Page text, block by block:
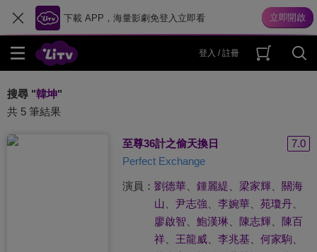
下載 APP，海量影劇免登入立即看
登入 / 註冊
搜尋 "韓坤"
共 5 筆結果
至尊36計之偷天換日
7.0
Perfect Exchange
演員： 劉德華、 鍾麗緹 梁家輝、 關海
山
尹志強 李婉華、 苑瓊丹、
廖啟智
鮑漢琳 陳志輝、 陳百
祥、 王龍威、 李兆基 何家駒